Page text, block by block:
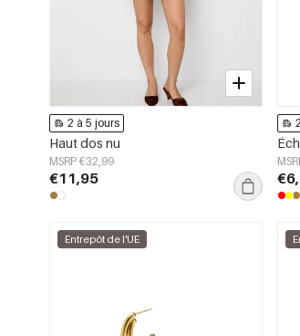
2 à 5 jours
Haut dos nu
MSRP €32,99
€11,95
Entrepôt de l'UE